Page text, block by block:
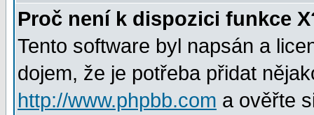
Proč není k dispozici funkce
Tento software byl napsán a
dojem, že je potřeba přidat
http://www.phpbb.com a ověřte